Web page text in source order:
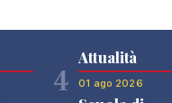
4
Attualità
01 ago 2026